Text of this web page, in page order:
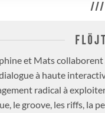
///
et Mats
à haute
radical à
le groove, les riffs,